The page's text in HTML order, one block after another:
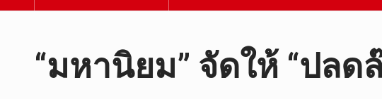
“มหานิยม” จัดให้ “ปล